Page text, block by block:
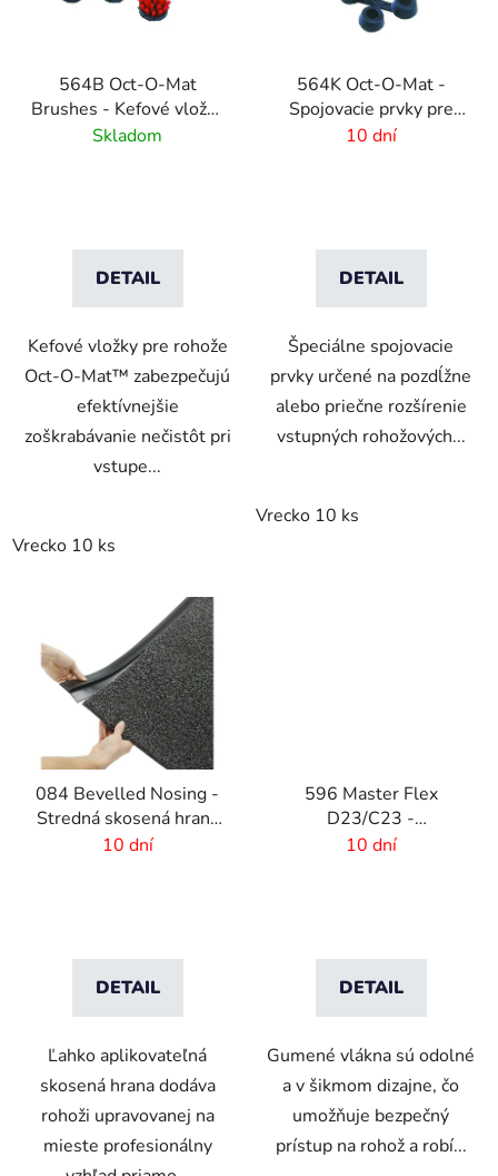
564B Oct-O-Mat
Brushes - Kefové vložky
pre vstupné rohožové
Skladom
DETAIL
Kefové vložky pre rohože
Oct-O-Mat™ zabezpečujú
efektívnejšie
zoškrabávanie nečistôt pri
vstupe...
Vrecko 10 ks
564K Oct-O-Mat -
Spojovacie prvky pre
rohožové systémy
10 dní
DETAIL
Špeciálne spojovacie
prvky určené na pozdĺžne
alebo priečne rozšírenie
vstupných rohožových...
Vrecko 10 ks
084 Bevelled Nosing -
Stredná skosená hrana
pre rohože - 4 mm
10 dní
DETAIL
Ľahko aplikovateľná
skosená hrana dodáva
rohoži upravovanej na
mieste profesionálny
596 Master Flex
D23/C23 -
Bezpečnostné
10 dní
DETAIL
Gumené vlákna sú odolné
a v šikmom dizajne, čo
umožňuje bezpečný
prístup na rohož a robí...